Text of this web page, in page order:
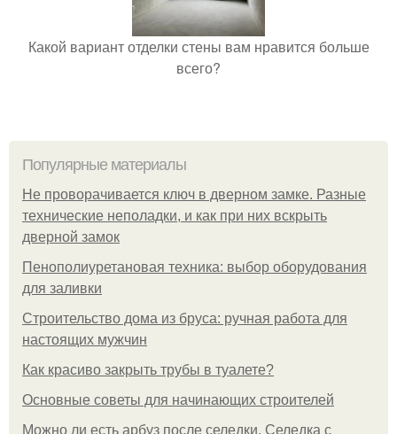
Какой вариант отделки стены вам нравится больше
всего?
Популярные материалы
Не проворачивается ключ в дверном замке. Разные
технические неполадки, и как при них вскрыть
дверной замок
Пенополиуретановая техника: выбор оборудования
для заливки
Строительство дома из бруса: ручная работа для
настоящих мужчин
Как красиво закрыть трубы в туалете?
Основные советы для начинающих строителей
Можно ли есть арбуз после селедки. Селедка с